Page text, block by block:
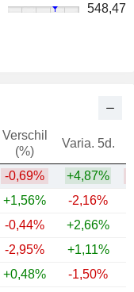
548,47
Verschil
(%)
Varia. 5d.
-0,69% +4,87%
+1,56% -2,16%
-0,44% +2,66%
-2,95% +1,11%
+0,48% -1,50%